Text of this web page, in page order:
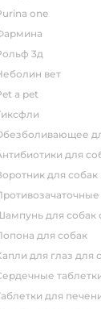
purina one
фармина
рольф 3д
неболин вет
pet a pet
тиксфли
обезболивающее
антибиотики для
воротник для собак
шампунь для
попона для собак
капли для глаз для
сердечные
таблетки для